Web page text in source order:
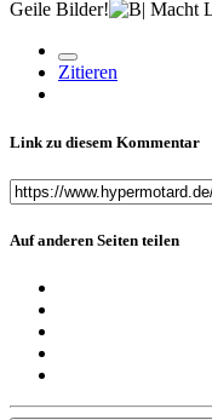
Geile Bilder!
Macht
Zitieren
Link zu diesem Kommentar
Auf anderen Seiten teilen